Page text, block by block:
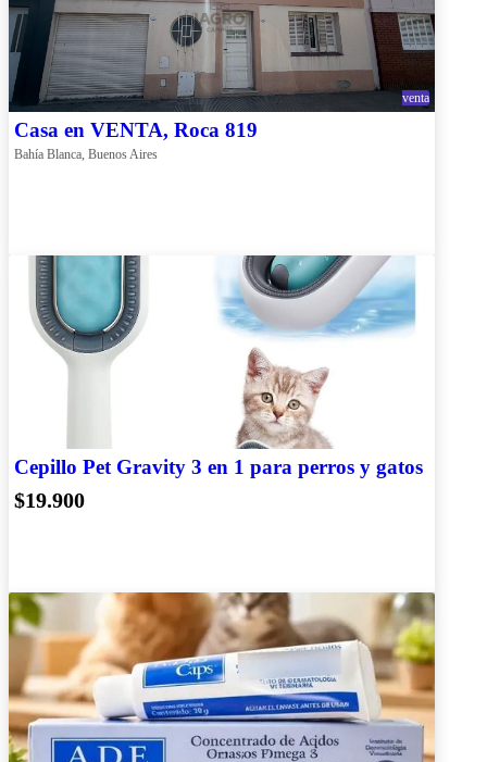
venta
Casa en VENTA, Roca 819
Bahía Blanca, Buenos Aires
Cepillo Pet Gravity 3 en 1 para perros y gatos
$19.900